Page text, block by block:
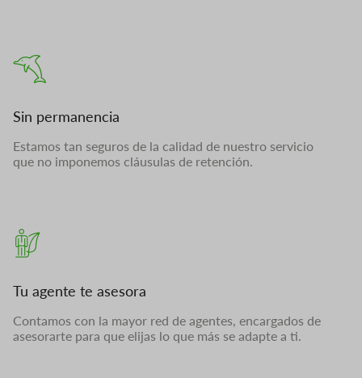
Sin permanencia
Estamos tan seguros de la calidad de nuestro servicio
que no imponemos cláusulas de retención.
Tu agente te asesora
Contamos con la mayor red de agentes, encargados de
asesorarte para que elijas lo que más se adapte a ti.